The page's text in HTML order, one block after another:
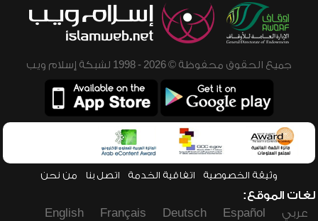
جميع الحقوق محفوظة © 2026 - 1998 لشبكة إسلام ويب
وثيقة الخصوصية اتفاقية الخدمة اتصل بنا من نحن
لغات الموقع:
عربي
Español
Deutsch
Français
English